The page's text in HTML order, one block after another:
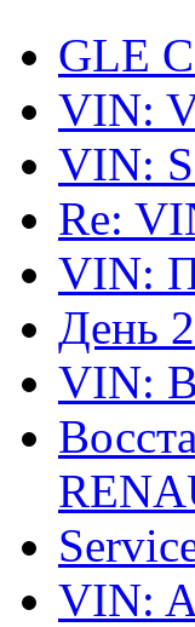
GLE
VIN:
VIN:
Re:
VIN:
День
VIN:
VIN: